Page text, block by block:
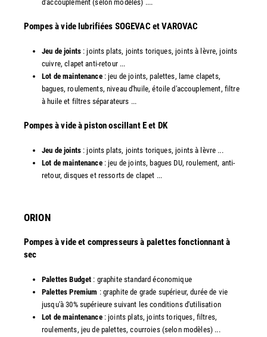
d'accouplement (selon modèles) ....
​Pompes à vide lubrifiées SOGEVAC et VAROVAC
Jeu de joints: joints plats, joints toriques, joints à lèvre, joints
cuivre, clapet anti-retour ...
Lot de maintenance: jeu de joints, palettes, lame clapets,
bagues, roulements, niveau d'huile, étoile d'accouplement, filtre
à huile et filtres séparateurs ...
​Pompes à vide à piston oscillant E et DK
Jeu de joints: joints plats, joints toriques, joints à lèvre ...
Lot de maintenance: jeu de joints, bagues DU, roulement, anti-
retour, disques et ressorts de clapet ...​
ORION
Pompes à vide et compresseurs à palettes fonctionnant à
sec
Palettes Budget : graphite standard économique
Palettes Premium : graphite de grade supérieur, durée de vie
jusqu'à 30% supérieure suivant les conditions d'utilisation
Lot de maintenance: joints plats, joints toriques, filtres,
roulements, jeu de palettes, courroies (selon modèles) ...​